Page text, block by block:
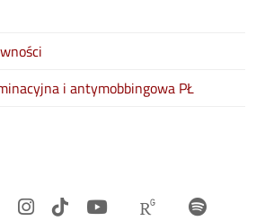
i antymobbingowa PŁ
LinkedinInstagram
TiTok Youtube